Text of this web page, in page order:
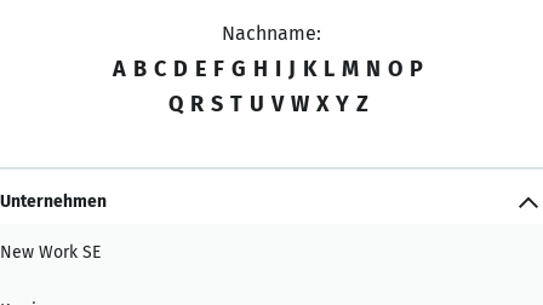
Nachname:
A B C D E F G H I J K L M N O P
Q R S T U V W X Y Z
Unternehmen
New Work SE